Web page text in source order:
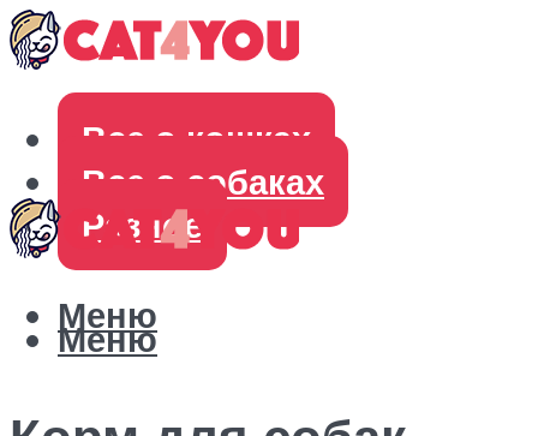
Все о кошках
Все о собаках
Разное
Меню
Меню